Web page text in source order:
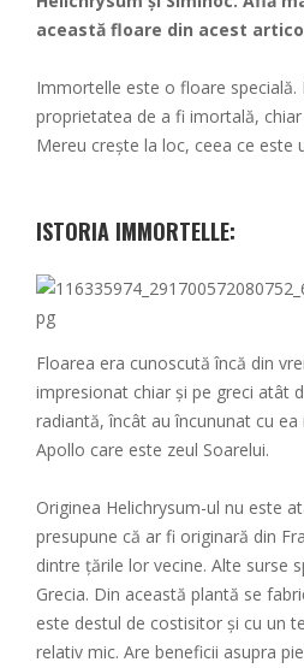
această floare din acest
Immortelle este o floare specială.
proprietatea de a fi imortală,
Mereu crește la loc, ceea ce este
ISTORIA IMMORTELLE:
Floarea era cunoscută încă din
impresionat chiar și pe greci atât
radiantă, încât au încununat cu
Apollo care este zeul Soarelui.
Originea Helichrysum-ul nu este
presupune că ar fi originară din
dintre țările lor vecine. Alte surse
Grecia. Din această plantă se
este destul de costisitor și cu un
relativ mic. Are beneficii asupra